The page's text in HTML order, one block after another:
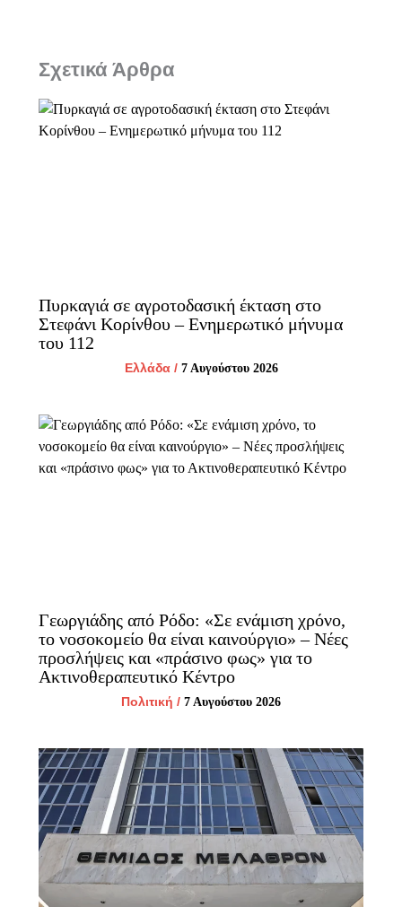
Σχετικά Άρθρα
Πυρκαγιά σε αγροτοδασική έκταση στο
Στεφάνι Κορίνθου – Ενημερωτικό μήνυμα
του 112
Ελλάδα/ 7 Αυγούστου 2026
Γεωργιάδης από Ρόδο: «Σε ενάμιση χρόνο,
το νοσοκομείο θα είναι καινούργιο» – Νέες
προσλήψεις και «πράσινο φως» για το
Ακτινοθεραπευτικό Κέντρο
Πολιτική / 7 Αυγούστου 2026